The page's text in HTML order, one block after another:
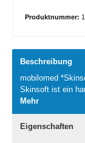
Produktnummer:
Beschreibung
mobilomed
Skinsoft ist ein
Mehr
Eigenschaften